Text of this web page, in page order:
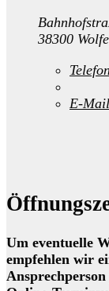
38300
E-
Um eventuelle
empfehlen wir